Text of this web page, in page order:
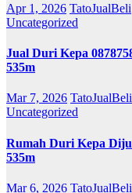
Apr 1, 2026 TatoJualBeli
Uncategorized
Jual Duri Kepa
535m
Mar 7, 2026 TatoJualBeli
Uncategorized
Rumah Duri Kepa
535m
Mar 6, 2026 TatoJualBeli